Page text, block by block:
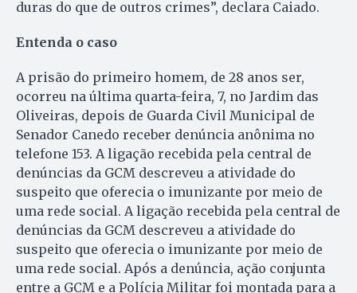
duras do que de outros crimes”, declara Caiado.
Entenda o caso
A prisão do primeiro homem, de 28 anos ser,
ocorreu na última quarta-feira, 7, no Jardim das
Oliveiras, depois de Guarda Civil Municipal de
Senador Canedo receber denúncia anônima no
telefone 153. A ligação recebida pela central de
denúncias da GCM descreveu a atividade do
suspeito que oferecia o imunizante por meio de
uma rede social. A ligação recebida pela central de
denúncias da GCM descreveu a atividade do
suspeito que oferecia o imunizante por meio de
uma rede social. Após a denúncia, ação conjunta
entre a GCM e a Polícia Militar foi montada para a